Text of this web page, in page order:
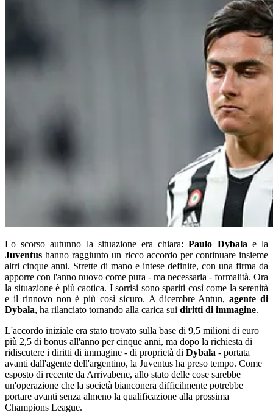
Lo scorso autunno la situazione era chiara:Paulo Dybala e la
Juventus hanno raggiunto un ricco accordo per continuare insieme
altri cinque anni. Strette di mano e intese definite, con una firma da
apporre con l'anno nuovo come pura - ma necessaria - formalità. Ora
la situazione è più caotica. I sorrisi sono spariti così come la serenità
e il rinnovo non è più così sicuro. A dicembre Antun,agente di
Dybala, ha rilanciato tornando alla carica sui diritti di immagine.
L'accordo iniziale era stato trovato sulla base di 9,5 milioni di euro
più 2,5 di bonus all'anno per cinque anni, ma dopo la richiesta di
ridiscutere i diritti di immagine - di proprietà di Dybala - portata
avanti dall'agente dell'argentino, la Juventus ha preso tempo. Come
esposto di recente da Arrivabene, allo stato delle cose sarebbe
un'operazione che la società bianconera difficilmente potrebbe
portare avanti senza almeno la qualificazione alla prossima
Champions League.